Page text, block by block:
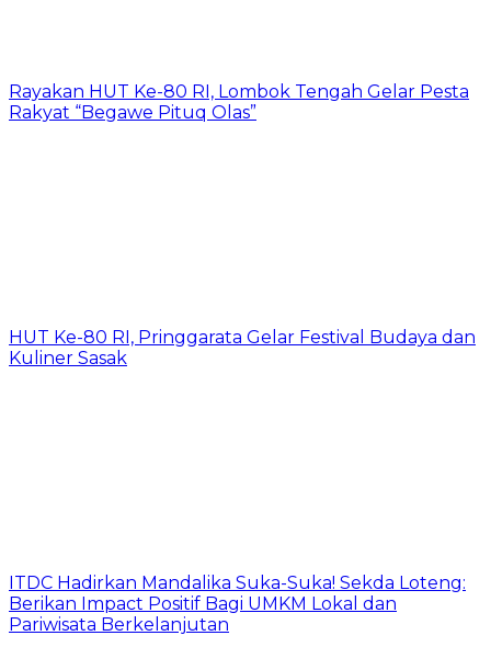
Rayakan HUT Ke-80 RI, Lombok Tengah Gelar Pesta
Rakyat “Begawe Pituq Olas”
HUT Ke-80 RI, Pringgarata Gelar Festival Budaya dan
Kuliner Sasak
ITDC Hadirkan Mandalika Suka-Suka! Sekda Loteng:
Berikan Impact Positif Bagi UMKM Lokal dan
Pariwisata Berkelanjutan